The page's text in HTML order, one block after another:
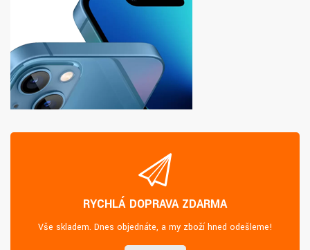
RYCHLÁ DOPRAVA ZDARMA
Vše skladem. Dnes objednáte, a my zboží hned odešleme!